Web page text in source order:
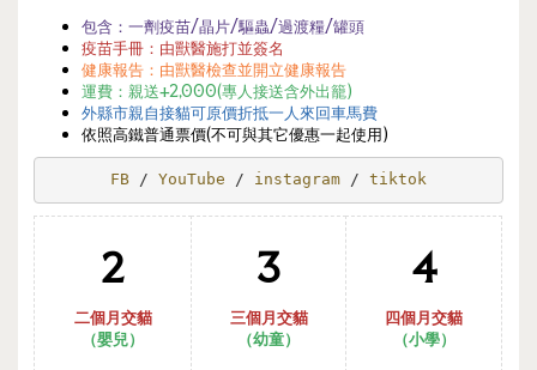
包含：一劑疫苗/晶片/驅蟲/過渡糧/罐頭
疫苗手冊：由獸醫施打並簽名
健康報告：由獸醫檢查並開立健康報告
運費： 親送+2,000(專人接送含外出籠)
外縣市親自接貓可原價折抵一人來回車馬費
依照高鐵普通票價(不可與其它優惠一起使用)
FB / YouTube / instagram / tiktok
2
二個月交貓
（嬰兒）
3
三個月交貓
（幼童）
4
四個月交貓
（小學）